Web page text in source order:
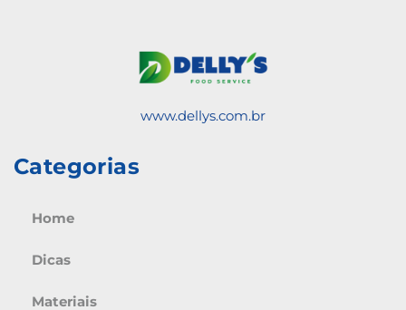
www.dellys.com.br
Categorias
Home
Dicas
Materiais